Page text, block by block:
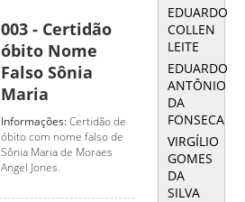
003 - Certidão
óbito Nome
Falso Sônia
Maria
Informações:Certidão de
óbito com nome falso de
Sônia Maria de Moraes
Angel Jones.
EDUARDO
COLLEN
LEITE
EDUARDO
ANTÔNIO
DA
FONSECA
VIRGÍLIO
GOMES
DA
SILVA